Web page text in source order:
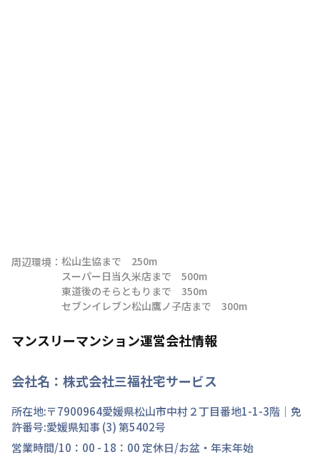
周辺環境： 松山生協まで　250m
スーパー日当久米店まで　500m
東道後のそらともりまで　350m
セブンイレブン松山鷹ノ子店まで　300m
マンスリーマンション運営会社情報
会社名： 株式会社三福社宅サービス
所在地:〒7900964愛媛県松山市中村 ２丁目番地1-1-3階 ｜免
許番号:愛媛県知事 (3) 第5402号
営業時間/10：00 - 18：00 定休日/お盆・年末年始